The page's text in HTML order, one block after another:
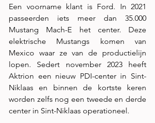
Een voorname klant is Ford. In 2021
passeerden iets meer dan 35.000
Mustang Mach-E het center. Deze
elektrische Mustangs komen van
Mexico waar ze van de productielijn
lopen. Sedert november 2023 heeft
Aktrion een nieuw PDI-center in Sint-
Niklaas en binnen de kortste keren
worden zelfs nog een tweede en derde
center in Sint-Niklaas operationeel.